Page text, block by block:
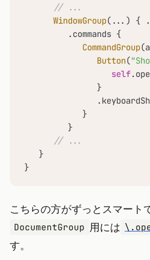
// ...
WindowGroup( ... ) {
         .commands {
CommandGroup
Button(
self
               }
            }
         }
// ...
   }
}
こちらの方がずっとスマート
DocumentGroup 用には
す。